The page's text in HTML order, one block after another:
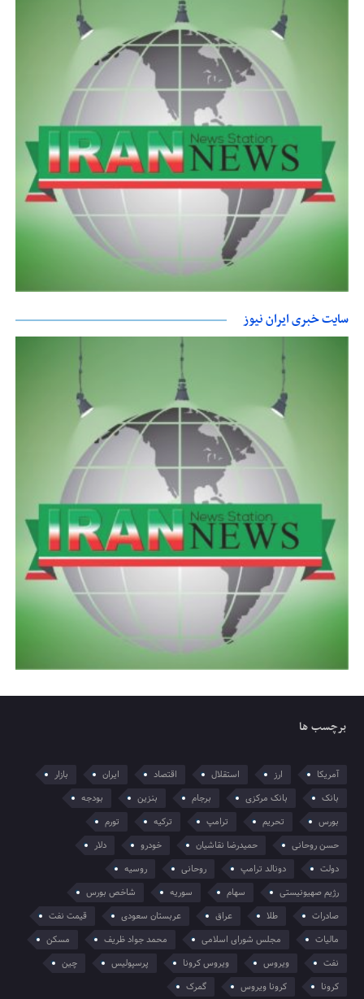
سایت خبری ایران نیوز
برچسب ها
آمریکا ارز استقلال اقتصاد ایران
بازار
بانک
بانک مرکزی برجام بنزین
بودجه
بورس
تحریم ترامپ ترکیه
تورم
حسن روحانی
حمیدرضا نقاشیان خودرو
دلار
دولت
دونالد ترامپ روحانی
روسیه
رژیم صهیونیستی
سهام سوریه
شاخص بورس
صادرات
طلا عراق عربستان سعودی
قیمت نفت
مالیات
مجلس شورای اسلامی محمد جواد ظریف
مسکن
نفت
ویروس ویروس کرونا پرسپولیس
چین
کرونا
کرونا ویروس گمرک